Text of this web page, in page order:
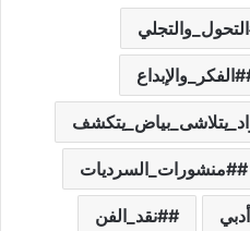
#الفكر_والإبداع
#منشورات_السرديات
#نقد_الفن